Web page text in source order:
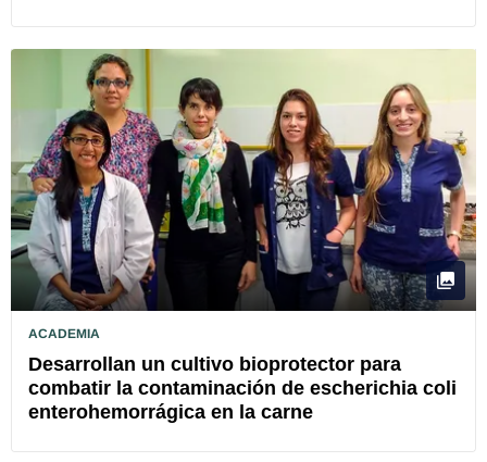
ACADEMIA
Desarrollan un cultivo bioprotector para
combatir la contaminación de escherichia coli
enterohemorrágica en la carne